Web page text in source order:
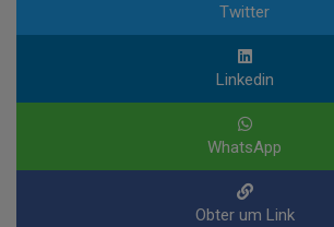
Twitter
Linkedin
WhatsApp
Obter um Link